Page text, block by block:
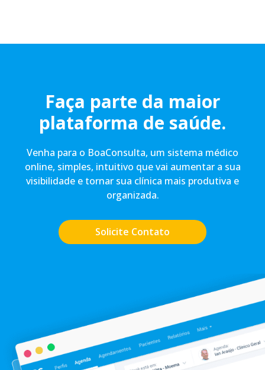
Faça parte da maior
plataforma de saúde.
Venha para o BoaConsulta, um sistema médico
online, simples, intuitivo que vai aumentar a sua
visibilidade e tornar sua clínica mais produtiva e
organizada.
Solicite Contato